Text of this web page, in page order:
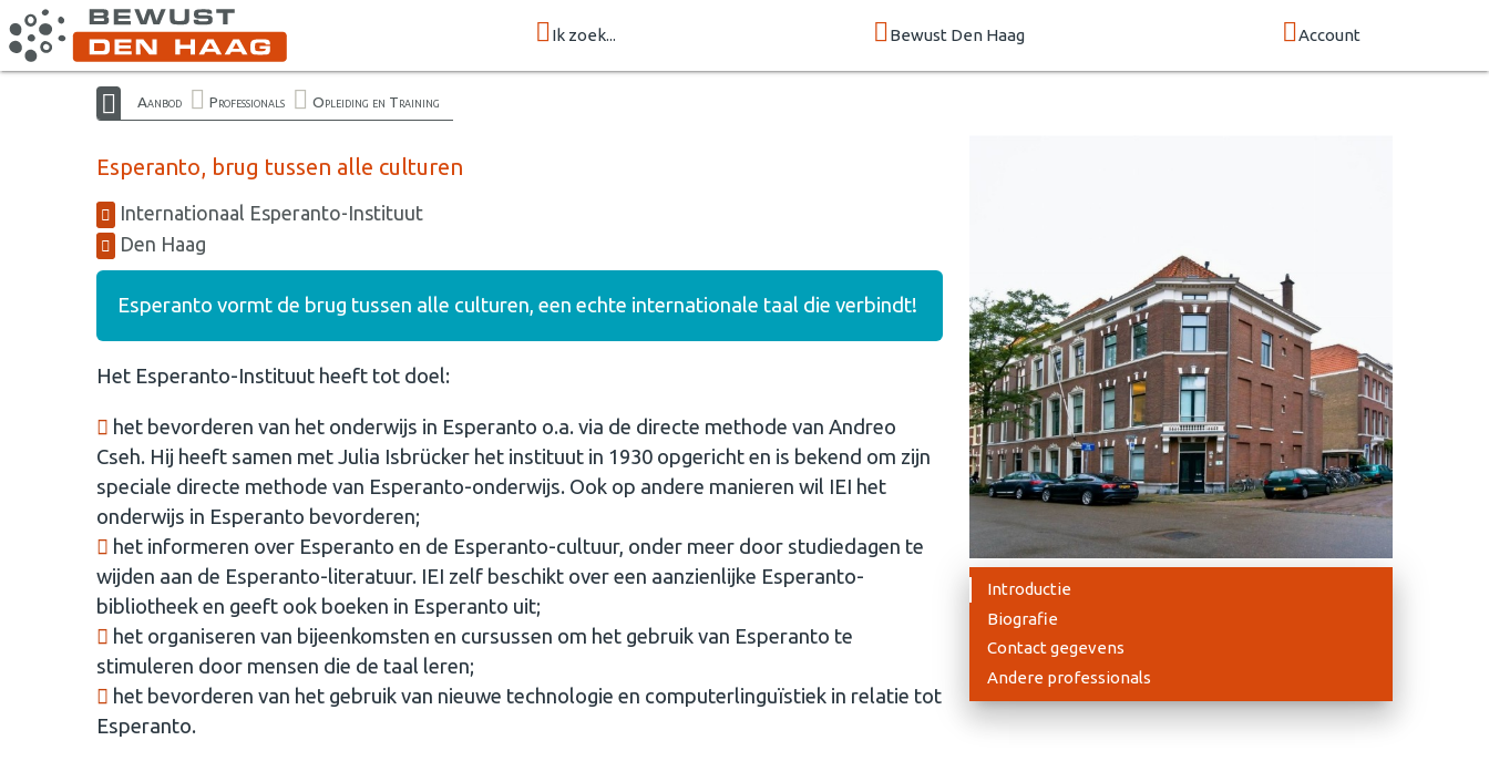
Ik zoek... Bewust Den Haag Account
Aanbod Professionals Opleiding en Training
Esperanto, brug tussen alle culturen
Internationaal Esperanto-Instituut
Den Haag
Esperanto vormt de brug tussen alle culturen, een echte internationale taal die verbindt!
Het Esperanto-Instituut heeft tot doel:
het bevorderen van het onderwijs in Esperanto o.a. via de directe methode van Andreo
Cseh. Hij heeft samen met Julia Isbrücker het instituut in 1930 opgericht en is bekend om zijn
speciale directe methode van Esperanto-onderwijs. Ook op andere manieren wil IEI het
onderwijs in Esperanto bevorderen;
het informeren over Esperanto en de Esperanto-cultuur, onder meer door studiedagen te
wijden aan de Esperanto-literatuur. IEI zelf beschikt over een aanzienlijke Esperanto-
bibliotheek en geeft ook boeken in Esperanto uit;
het organiseren van bijeenkomsten en cursussen om het gebruik van Esperanto te
stimuleren door mensen die de taal leren;
het bevorderen van het gebruik van nieuwe technologie en computerlinguïstiek in relatie tot
Esperanto.
Introductie
Biografie
Contact gegevens
Andere professionals